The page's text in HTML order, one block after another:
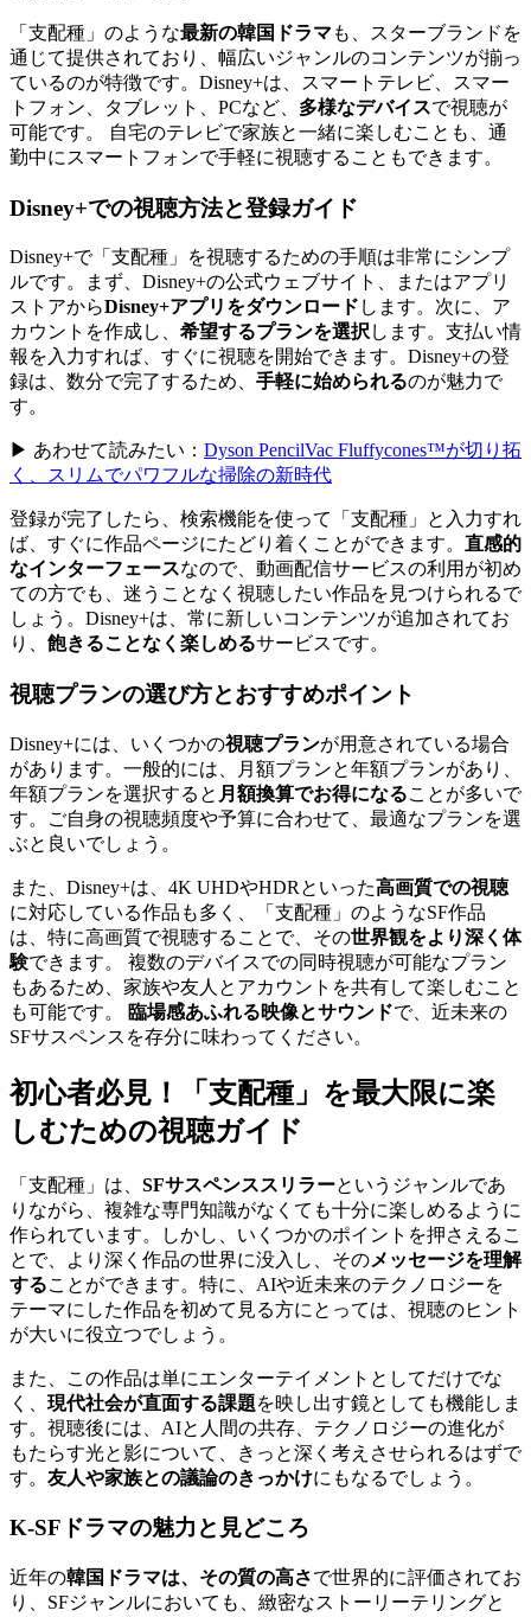
「支配種」のような最新の韓国ドラマ も、スターブランドを
通じて提供されており、幅広いジャンルのコンテンツが揃っ
ているのが特徴です。Disney+は、スマートテレビ、スマー
トフォン、タブレット、PCなど、 多様なデバイスで視聴が
可能です。 自宅のテレビで家族と一緒に楽しむことも、通
勤中にスマートフォンで手軽に視聴することもできます。
Disney+での視聴方法と登録ガイド
Disney+で「支配種」を視聴するための手順は非常にシンプ
ルです。まず、Disney+の公式ウェブサイト、またはアプリ
ストアからDisney+アプリをダウンロード します。次に、ア
カウントを作成し、 希望するプランを選択します。支払い情
報を入力すれば、すぐに視聴を開始できます。Disney+の登
録は、数分で完了するため、 手軽に始められるのが魅力で
す。
▶ あわせて読みたい： Dyson PencilVac Fluffycones™が切り拓
く、スリムでパワフルな掃除の新時代
登録が完了したら、検索機能を使って「支配種」と入力すれ
ば、すぐに作品ページにたどり着くことができます。 直感的
なインターフェースなので、動画配信サービスの利用が初め
ての方でも、迷うことなく視聴したい作品を見つけられるで
しょう。Disney+は、常に新しいコンテンツが追加されてお
り、 飽きることなく楽しめるサービスです。
視聴プランの選び方とおすすめポイント
Disney+には、いくつかの視聴プランが用意されている場合
があります。一般的には、月額プランと年額プランがあり、
年額プランを選択すると 月額換算でお得になることが多いで
す。ご自身の視聴頻度や予算に合わせて、最適なプランを選
ぶと良いでしょう。
また、Disney+は、4K UHDやHDRといった高画質での視聴
に対応している作品も多く、「支配種」のようなSF作品
は、特に高画質で視聴することで、その世界観をより深く体
験できます。 複数のデバイスでの同時視聴が可能なプラン
もあるため、家族や友人とアカウントを共有して楽しむこと
も可能です。
臨場感あふれる映像とサウンドで、近未来の
SFサスペンスを存分に味わってください。
初心者必見！「支配種」を最大限に楽
しむための視聴ガイド
「支配種」は、 SFサスペンススリラーというジャンルであ
りながら、複雑な専門知識がなくても十分に楽しめるように
作られています。しかし、いくつかのポイントを押さえるこ
とで、より深く作品の世界に没入し、そのメッセージを理解
することができます。特に、AIや近未来のテクノロジーを
テーマにした作品を初めて見る方にとっては、視聴のヒント
が大いに役立つでしょう。
また、この作品は単にエンターテイメントとしてだけでな
く、 現代社会が直面する課題を映し出す鏡としても機能しま
す。視聴後には、AIと人間の共存、テクノロジーの進化が
もたらす光と影について、きっと深く考えさせられるはずで
す。 友人や家族との議論のきっかけにもなるでしょう。
K-SFドラマの魅力と見どころ
近年の韓国ドラマは、その質の高さで世界的に評価されてお
り、SFジャンルにおいても、緻密なストーリーテリングと